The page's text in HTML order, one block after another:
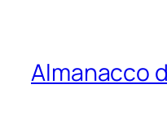
Almanacco